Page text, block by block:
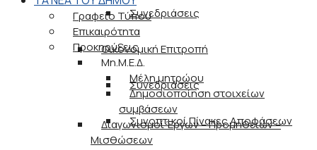
Συνεδριάσεις
Οικονομική Επιτροπή
Συνεδριάσεις
Συνοπτικοί Πίνακες Αποφάσεων
Γραφείο Τύπου
Επικαιρότητα
Προκηρύξεις
Μη.Μ.Ε.Δ.
Μέλη μητρώου
Δημοσιοποίηση στοιχείων
συμβάσεων
Διαγωνισμοί Έργων – Προμηθειών –
Μισθώσεων